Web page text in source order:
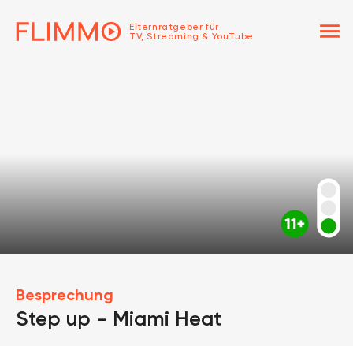
Elternratgeber für
TV, Streaming & YouTube
menu
Besprechung
Step up - Miami Heat